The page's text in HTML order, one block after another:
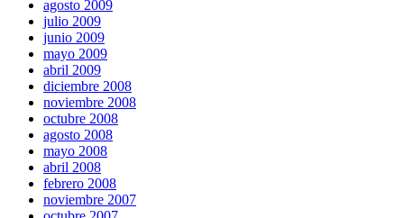
agosto 2009
julio 2009
junio 2009
mayo 2009
abril 2009
diciembre 2008
noviembre 2008
octubre 2008
agosto 2008
mayo 2008
abril 2008
febrero 2008
noviembre 2007